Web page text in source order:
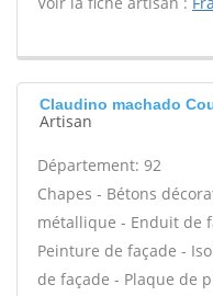
Claudino machado
Artisan
Département: 92
Chapes - Bétons
métallique - Enduit de
Peinture de façade -
de façade - Plaque de